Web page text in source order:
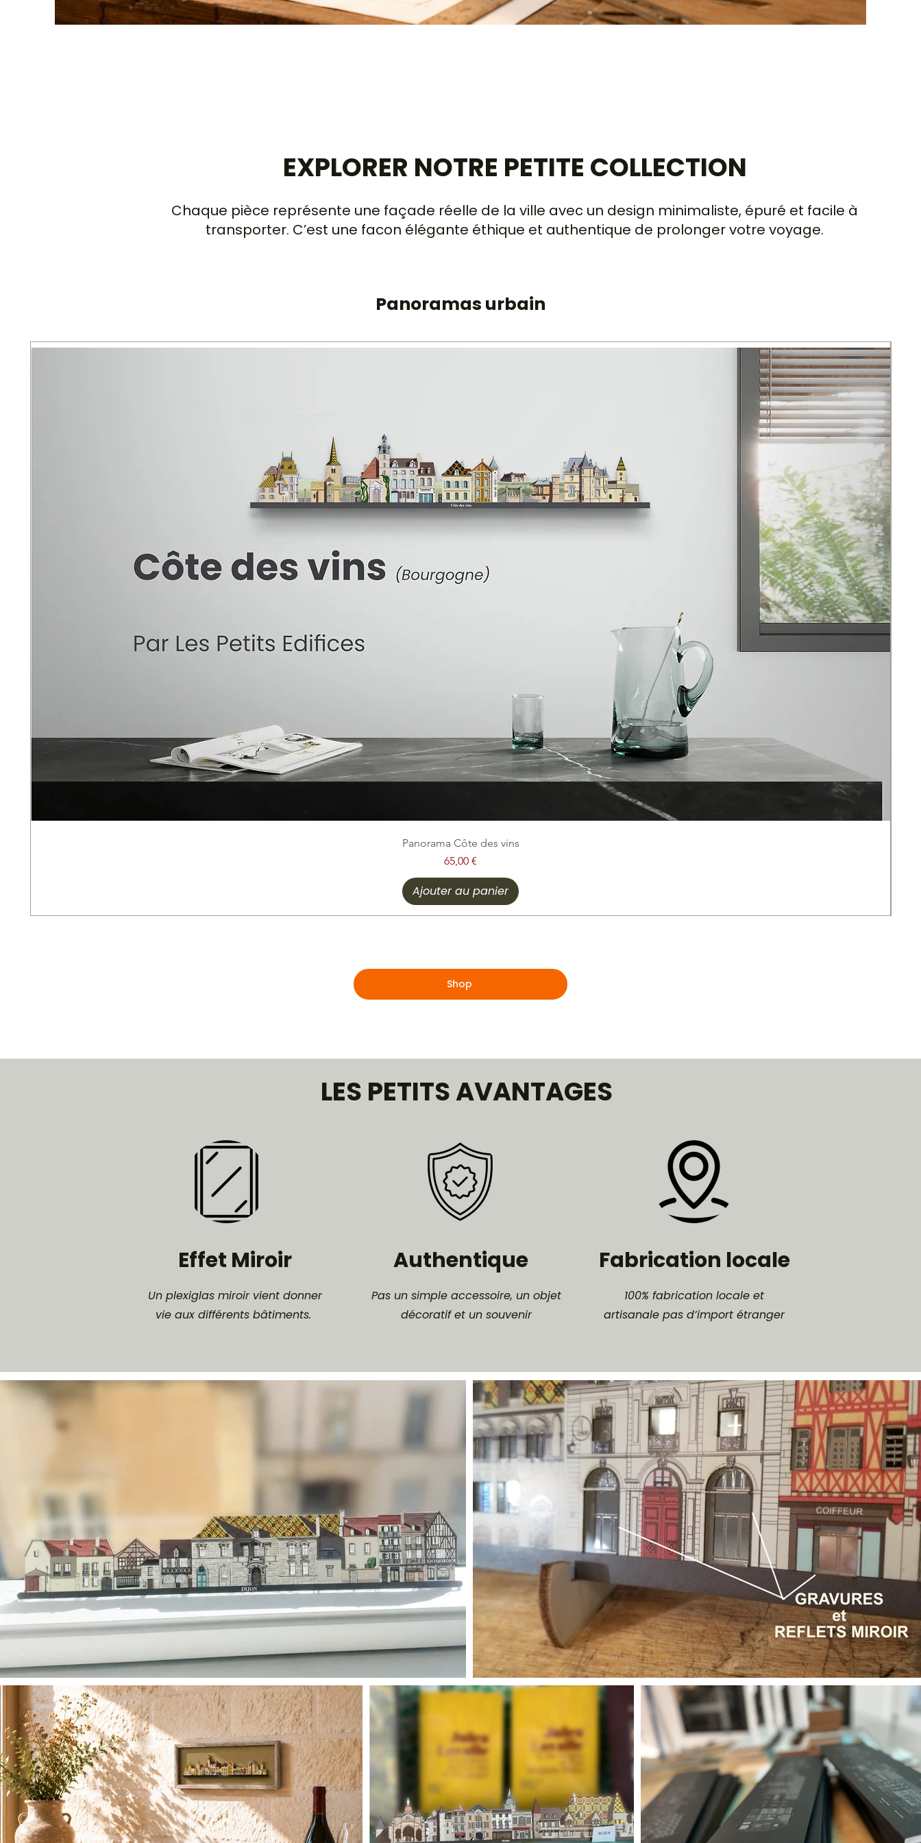
EXPLORER NOTRE PETITE COLLECTION
Chaque pièce représente une façade réelle de la ville avec un design minimaliste, épuré et facile à
transporter.​ C’est une facon élégante éthique et authentique de prolonger votre voyage.
Panoramas urbain
Panorama Côte des vins
Prix
65,00 €
Ajouter au panier
Shop
LES PETITS AVANTAGES
Effet Miroir
Un plexiglas miroir vient donner
vie aux différents bâtiments.
Authentique
Pas un simple accessoire, un objet
décoratif et un souvenir
Fabrication locale
100% fabrication locale et
artisanale pas d’import étranger